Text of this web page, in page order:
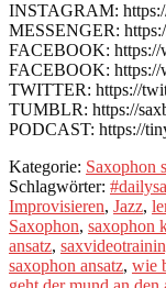
INSTAGRAM:
MESSENGER:
FACEBOOK: https://
FACEBOOK: https://
TWITTER: https://
TUMBLR: https://
PODCAST: https://
Kategorie: Saxophon
Schlagwörter:
Improvisieren, Jazz,
Saxophon, saxophon
ansatz,
saxophon ansatz, wie